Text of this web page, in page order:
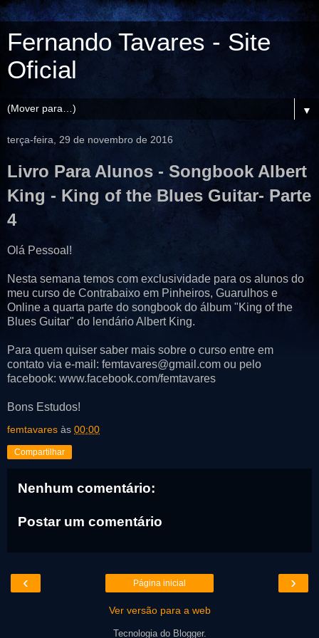
Fernando Tavares - Site
Oficial
▼
terça-feira, 29 de novembro de 2016
Livro Para Alunos - Songbook Albert
King - King of the Blues Guitar- Parte
4
Olá Pessoal!
Nesta semana temos com exclusividade para os alunos do
meu curso de Contrabaixo em Pinheiros, Guarulhos e
Online a quarta parte do songbook do álbum "King of the
Blues Guitar" do lendário Albert King.
Para quem quiser saber mais sobre o curso entre em
contato via e-mail: femtavares@gmail.com ou pelo
facebook: www.facebook.com/femtavares
Bons Estudos!
femtavares às 00:00
Compartilhar
Nenhum comentário:
Postar um comentário
‹ ›
Página inicial
Ver versão para a web
Tecnologia do Blogger.